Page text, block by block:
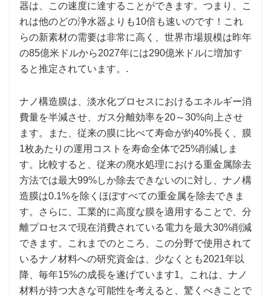
器は、この速度に達することができます。つまり、こ
れは他のどの浄水器よりも10倍も速いのです！これ
らの新素材の需要は非常に高く、世界市場規模は昨年
の85億米ドルから2027年には290億米ドルに増加す
ると推定されています。.
ナノ構造膜は、淡水化プロセスにおけるエネルギー消
費量を半減させ、ガス分離効率を20～30%向上させ
ます。また、従来の膜に比べて寿命が約40%長く、膜
1枚あたりの運用コストを寿命全体で25%削減しま
す。比較すると、従来の廃水処理における重金属除去
方法では最大99%しか除去できないのに対し、ナノ構
造膜は0.1%を除くほぼすべての重金属を除去できま
す。さらに、工業的に高度な膜を適用することで、分
離プロセスで現在消費されている電力を最大30%削減
できます。これまでのところ、この分野で使用されて
いるナノ材料への研究資金は、少なくとも2021年以
降、毎年15%の成長を遂げています1。これは、ナノ
材料が持つ大きな可能性を考えると、驚くべきことで